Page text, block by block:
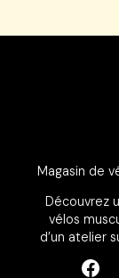
Magasin de
Découvrez
vélos
d’un atelier